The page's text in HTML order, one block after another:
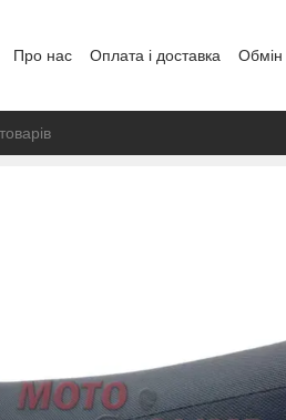
Про нас Оплата і доставка Обмін